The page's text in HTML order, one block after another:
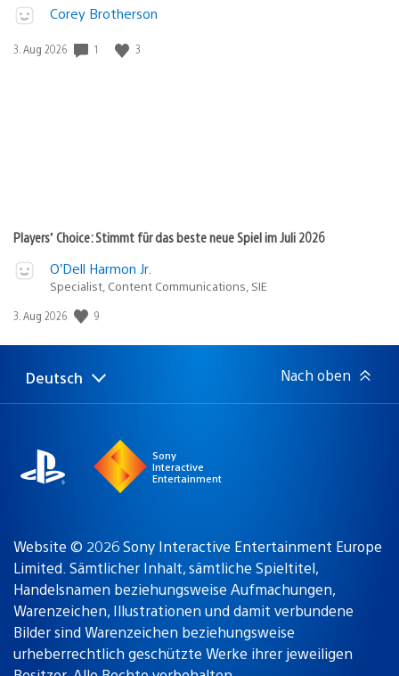
Corey Brotherson
Veröffentlichungsdatum:
3. Aug 2026 1 3
Players’ Choice: Stimmt für das beste neue Spiel im Juli 2026
O’Dell Harmon Jr.
Specialist, Content Communications, SIE
Veröffentlichungsdatum:
3. Aug 2026 9
Select
Aktuelle
Deutsch Nach oben
Sony
Interactive
Entertainment
Website © 2026 Sony Interactive Entertainment Europe
Limited. Sämtlicher Inhalt, sämtliche Spieltitel,
Handelsnamen beziehungsweise Aufmachungen,
Warenzeichen, Illustrationen und damit verbundene
Bilder sind Warenzeichen beziehungsweise
urheberrechtlich geschützte Werke ihrer jeweiligen